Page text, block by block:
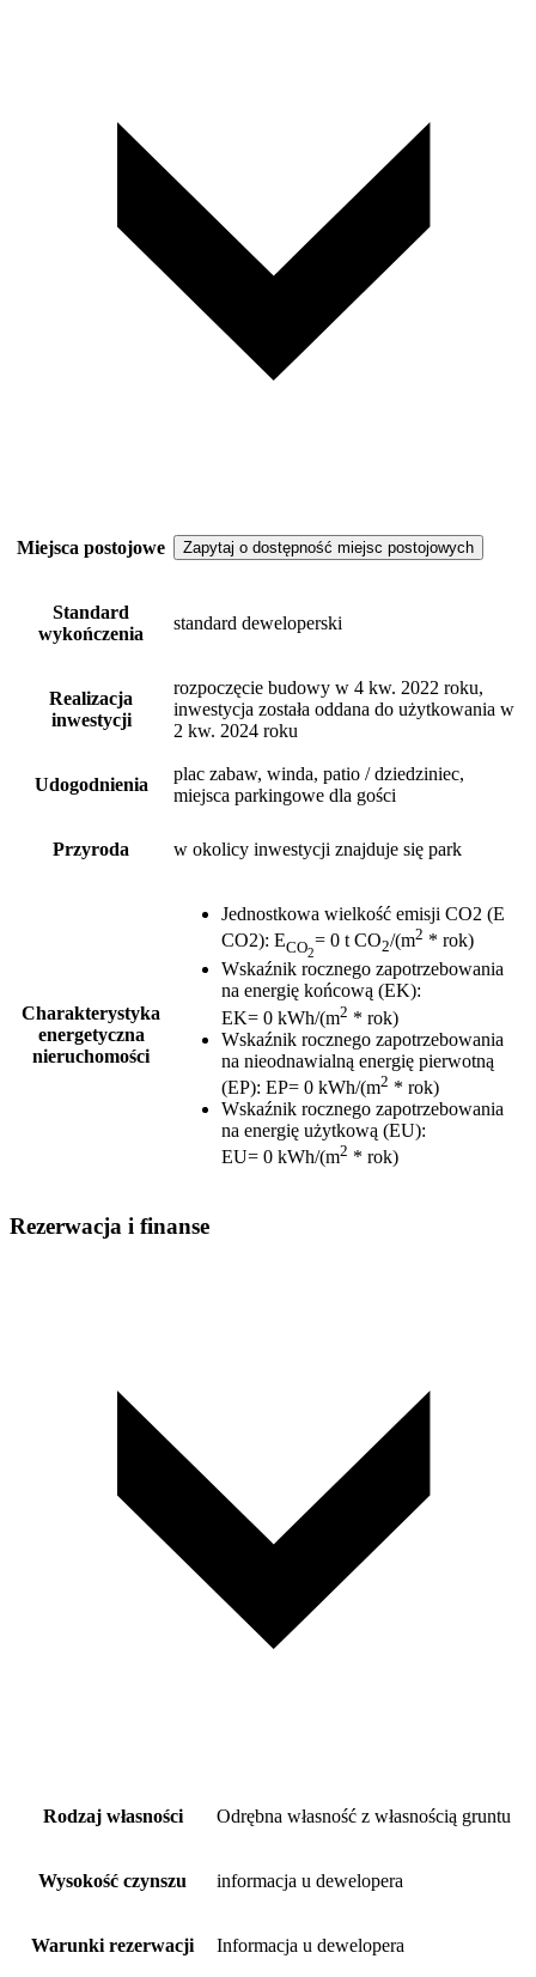
Miejsca postojowe Zapytaj o dostępność miejsc postojowych
Standard
wykończenia
standard deweloperski
Realizacja
inwestycji
rozpoczęcie budowy w 4 kw. 2022 roku,
inwestycja została oddana do użytkowania w
2 kw. 2024 roku
Udogodnienia
plac zabaw, winda, patio / dziedziniec,
miejsca parkingowe dla gości
Przyroda w okolicy inwestycji znajduje się park
Charakterystyka
energetyczna
nieruchomości
Jednostkowa wielkość emisji CO2 (E
CO2): ECO2
= 0 t CO2/(m2 * rok)
Wskaźnik rocznego zapotrzebowania
na energię końcową (EK):
EK= 0 kWh/(m2 * rok)
Wskaźnik rocznego zapotrzebowania
na nieodnawialną energię pierwotną
(EP): EP= 0 kWh/(m2 * rok)
Wskaźnik rocznego zapotrzebowania
na energię użytkową (EU):
EU= 0 kWh/(m2 * rok)
Rezerwacja i finanse
Rodzaj własności Odrębna własność z własnością gruntu
Wysokość czynszu informacja u dewelopera
Warunki rezerwacji Informacja u dewelopera